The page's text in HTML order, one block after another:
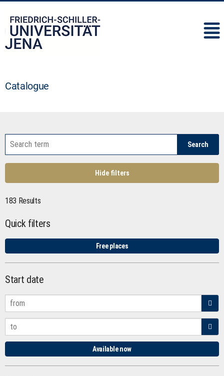
Catalogue
Search
Hide filters
183 Results
Quick filters
Free places
Start date
Available now